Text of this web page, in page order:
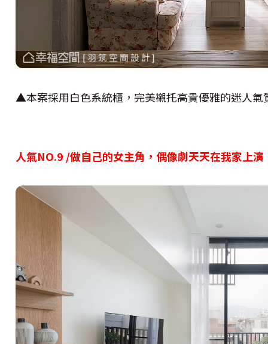
▲本案採用白色系統櫃，完美襯托高貴優雅的迷人氣
人氣NO.9 /做自己的女主角，偶像劇天天在我家上演